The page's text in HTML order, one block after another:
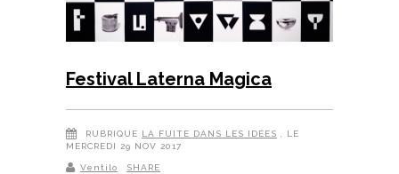
Festival Laterna Magica
RUBRIQUE LA FUITE DANS LES IDÉES
, LE
MERCREDI 29 NOV 2017
Ventilo SHARE